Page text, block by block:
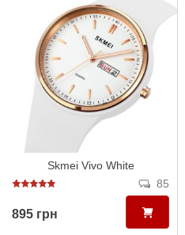
Skmei Vivo White
85
895 грн